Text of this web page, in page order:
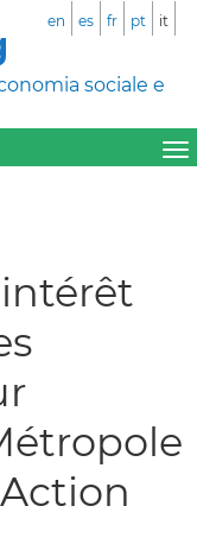
sociale e
en es fr pt it